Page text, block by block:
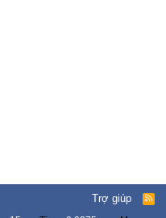
Trợ giúp
R